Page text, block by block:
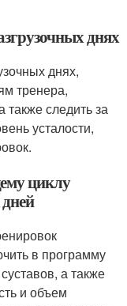
днях
днях,
тренера,
следить за
усталости,
циклу
в программу
а также
и объем